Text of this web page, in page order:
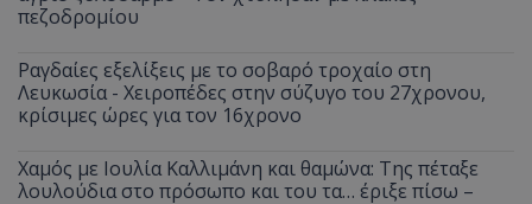
πεζοδρομίου
Ραγδαίες εξελίξεις με το σοβαρό τροχαίο στη
Λευκωσία - Χειροπέδες στην σύζυγο του 27χρονου,
κρίσιμες ώρες για τον 16χρονο
Χαμός με Ιουλία Καλλιμάνη και θαμώνα: Της πέταξε
λουλούδια στο πρόσωπο και του τα… έριξε πίσω –